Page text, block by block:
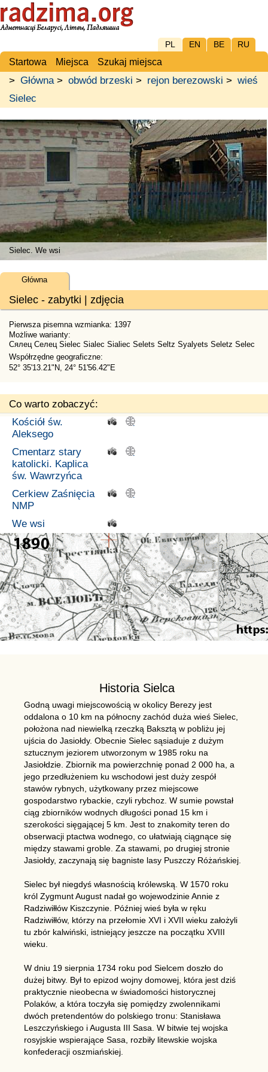
PL EN BE RU
Startowa Miejsca Szukaj miejsca
> Główna> obwód brzeski > rejon berezowski > wieś
Sielec
Sielec. We wsi
Sielec - zabytki | zdjęcia
Główna
Pierwsza pisemna wzmianka: 1397
Możliwe warianty:
Сялец Селец Sielec Sialec Sialiec Selets Seltz Syalyets Seletz Selec
Współrzędne geograficzne:
52° 35'13.21"N, 24° 51'56.42"E
Co warto zobaczyć:
Kościół św.
Aleksego
.
.
Cmentarz stary
katolicki. Kaplica
św. Wawrzyńca
.
.
Cerkiew Zaśnięcia
NMP
.
.
We wsi
Historia Sielca
Godną uwagi miejscowością w okolicy Berezy jest
oddalona o 10 km na północny zachód duża wieś Sielec,
położona nad niewielką rzeczką Baksztą w pobliżu jej
ujścia do Jasiołdy. Obecnie Sielec sąsiaduje z dużym
sztucznym jeziorem utworzonym w 1985 roku na
Jasiołdzie. Zbiornik ma powierzchnię ponad 2 000 ha, a
jego przedłużeniem ku wschodowi jest duży zespół
stawów rybnych, użytkowany przez miejscowe
gospodarstwo rybackie, czyli rybchoz. W sumie powstał
ciąg zbiorników wodnych długości ponad 15 km i
szerokości sięgającej 5 km. Jest to znakomity teren do
obserwacji ptactwa wodnego, co ułatwiają ciągnące się
między stawami groble. Za stawami, po drugiej stronie
Jasiołdy, zaczynają się bagniste lasy Puszczy Różańskiej.
Sielec był niegdyś własnością królewską. W 1570 roku
król Zygmunt August nadał go wojewodzinie Annie z
Radziwiłłów Kiszczynie. Później wieś była w ręku
Radziwiłłów, którzy na przełomie XVI i XVII wieku założyli
tu zbór kalwiński, istniejący jeszcze na początku XVIII
wieku.
W dniu 19 sierpnia 1734 roku pod Sielcem doszło do
dużej bitwy. Był to epizod wojny domowej, która jest dziś
praktycznie nieobecna w świadomości historycznej
Polaków, a która toczyła się pomiędzy zwolennikami
dwóch pretendentów do polskiego tronu: Stanisława
Leszczyńskiego i Augusta III Sasa. W bitwie tej wojska
rosyjskie wspierające Sasa, rozbiły litewskie wojska
konfederacji oszmiańskiej.